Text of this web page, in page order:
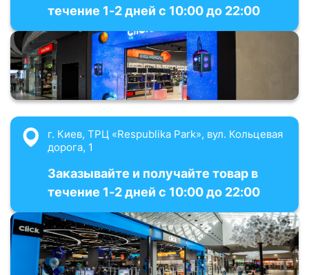
течение 1-2 дней с 10:00 до 22:00
г. Киев, ТРЦ «Respublika Park», вул. Кольцевая
дорога, 1
Заказывайте и получайте товар в
течение 1-2 дней с 10:00 до 22:00